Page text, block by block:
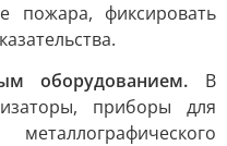
пожара, фиксировать
оборудованием. В
приборы для